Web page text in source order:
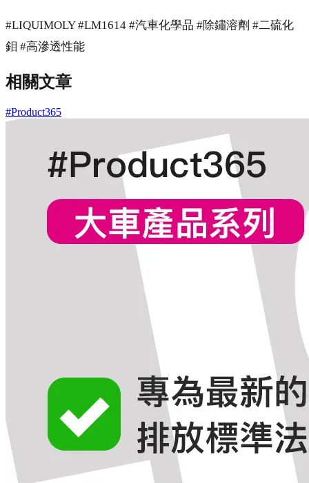
#LIQUIMOLY #LM1614 #汽車化學品 #除鏽溶劑 #二硫化
鉬 #高滲透性能
相關文章
#Product365